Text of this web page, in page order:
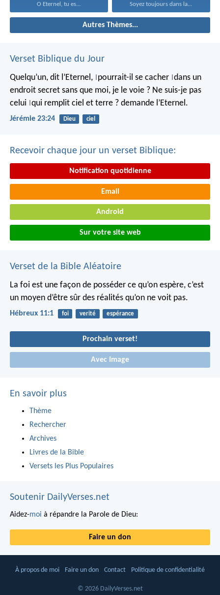
O Eternel, tu es... Soyez toujours dans la...
Autres Thèmes...
Verset Biblique du Jour
Quelqu’un, dit l’Eternel, pourrait-il se cacher dans un
endroit secret sans que moi, je le voie ? Ne suis-je pas
celui qui remplit ciel et terre ? demande l’Eternel.
Jérémie 23:24 Dieu ciel
Recevoir chaque jour un verset Biblique:
Notification quotidienne
Email
Android
Sur votre site web
Verset de la Bible Aléatoire
La foi est une façon de posséder ce qu’on espère, c’est
un moyen d’être sûr des réalités qu’on ne voit pas.
Hébreux 11:1 foi verité espérance
Prochain verset!
Avec Image
En savoir plus
Thème
Rechercher
Archives
Livres de la Bible
Versets les Plus Populaires
Soutenir DailyVerses.net
Aidez-moi à répandre la Parole de Dieu:
Faire un don
À propos de moi Faire un don Contact Politique de confidentialité
© 2026 DailyVerses.net